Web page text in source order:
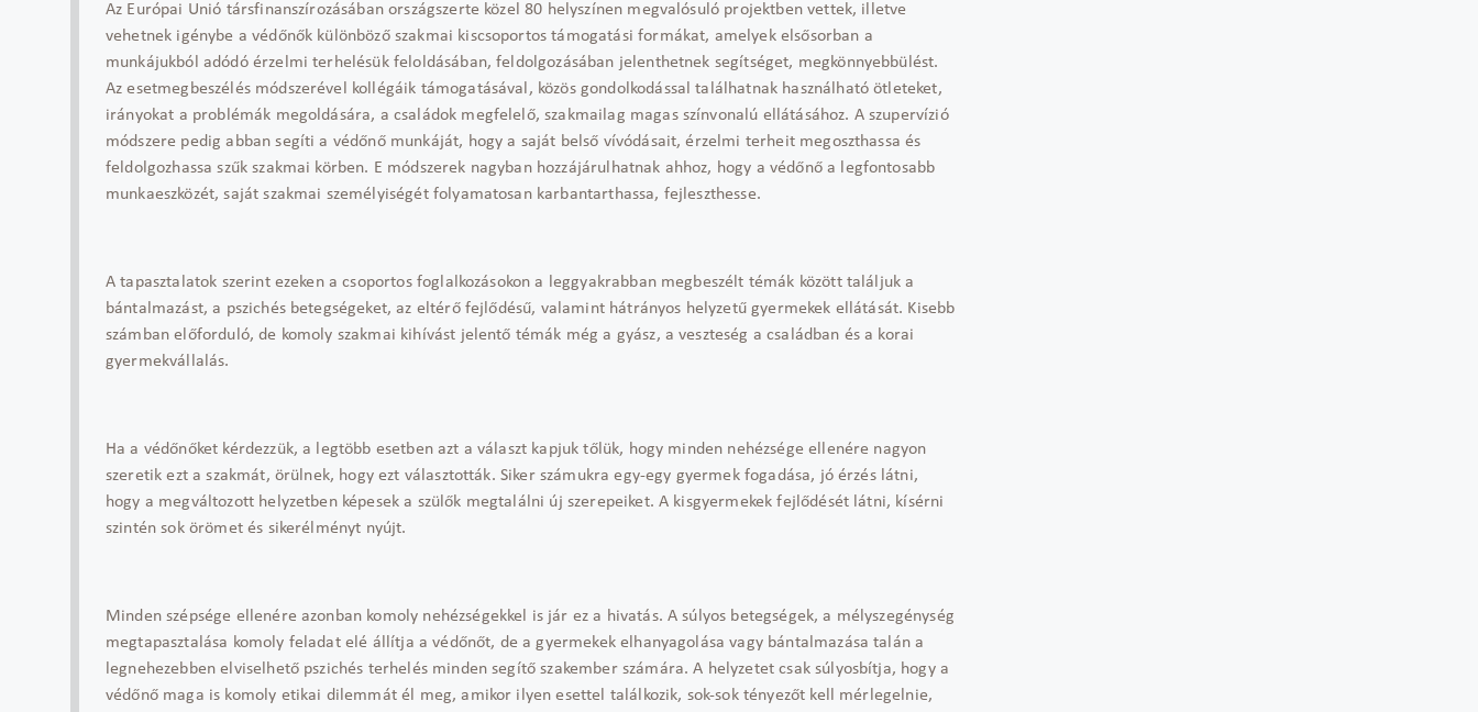
Az Európai Unió társfinanszírozásában országszerte közel 80 helyszínen megvalósuló projektben vettek, illetve
vehetnek igénybe a védőnők különböző szakmai kiscsoportos támogatási formákat, amelyek elsősorban a
munkájukból adódó érzelmi terhelésük feloldásában, feldolgozásában jelenthetnek segítséget, megkönnyebbülést.
Az esetmegbeszélés módszerével kollégáik támogatásával, közös gondolkodással találhatnak használható ötleteket,
irányokat a problémák megoldására, a családok megfelelő, szakmailag magas színvonalú ellátásához. A szupervízió
módszere pedig abban segíti a védőnő munkáját, hogy a saját belső vívódásait, érzelmi terheit megoszthassa és
feldolgozhassa szűk szakmai körben. E módszerek nagyban hozzájárulhatnak ahhoz, hogy a védőnő a legfontosabb
munkaeszközét, saját szakmai személyiségét folyamatosan karbantarthassa, fejleszthesse.
A tapasztalatok szerint ezeken a csoportos foglalkozásokon a leggyakrabban megbeszélt témák között találjuk a
bántalmazást, a pszichés betegségeket, az eltérő fejlődésű, valamint hátrányos helyzetű gyermekek ellátását. Kisebb
számban előforduló, de komoly szakmai kihívást jelentő témák még a gyász, a veszteség a családban és a korai
gyermekvállalás.
Ha a védőnőket kérdezzük, a legtöbb esetben azt a választ kapjuk tőlük, hogy minden nehézsége ellenére nagyon
szeretik ezt a szakmát, örülnek, hogy ezt választották. Siker számukra egy-egy gyermek fogadása, jó érzés látni,
hogy a megváltozott helyzetben képesek a szülők megtalálni új szerepeiket. A kisgyermekek fejlődését látni, kísérni
szintén sok örömet és sikerélményt nyújt.
Minden szépsége ellenére azonban komoly nehézségekkel is jár ez a hivatás. A súlyos betegségek, a mélyszegénység
megtapasztalása komoly feladat elé állítja a védőnőt, de a gyermekek elhanyagolása vagy bántalmazása talán a
legnehezebben elviselhető pszichés terhelés minden segítő szakember számára. A helyzetet csak súlyosbítja, hogy a
védőnő maga is komoly etikai dilemmát él meg, amikor ilyen esettel találkozik, sok-sok tényezőt kell mérlegelnie,